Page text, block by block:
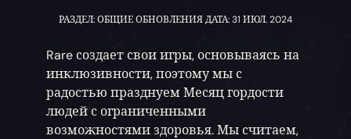
РАЗДЕЛ: ОБЩИЕ ОБНОВЛЕНИЯ ДАТА: 31 ИЮЛ. 2024
Rare создает свои игры, основываясь на
инклюзивности, поэтому мы с
радостью празднуем Месяц гордости
людей с ограниченными
возможностями здоровья. Мы считаем,